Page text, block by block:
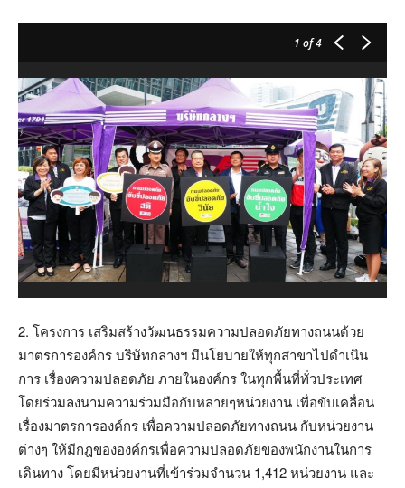
1 of 4
2. โครงการ เสริมสร้างวัฒนธรรมความปลอดภัยทางถนนด้วย
มาตรการองค์กร บริษัทกลางฯ มีนโยบายให้ทุกสาขาไปดำเนิน
การ เรื่องความปลอดภัย ภายในองค์กร ในทุกพื้นที่ทั่วประเทศ
โดยร่วมลงนามความร่วมมือกับหลายๆหน่วยงาน เพื่อขับเคลื่อน
เรื่องมาตรการองค์กร เพื่อความปลอดภัยทางถนน กับหน่วยงาน
ต่างๆ ให้มีกฎขององค์กรเพื่อความปลอดภัยของพนักงานในการ
เดินทาง โดยมีหน่วยงานที่เข้าร่วมจำนวน 1,412 หน่วยงาน และ